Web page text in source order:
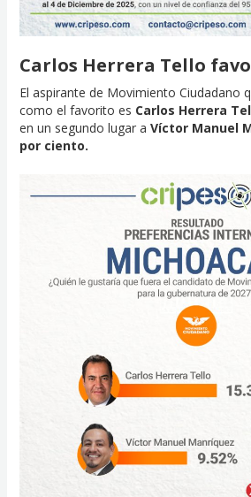
Carlos Herrera Tello
El aspirante de Movimiento Ciudadano
como el favorito es Carlos Herrera
en un segundo lugar a Víctor Manuel
por ciento.